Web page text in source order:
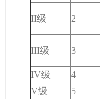
II级 2
III级 3
IV级
4
V级
5